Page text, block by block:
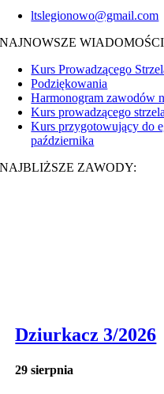
ltslegionowo@gmail.com
NAJNOWSZE
Kurs Prowadzącego
Podziękowania
Harmonogram zawodów
Kurs prowadzącego
Kurs przygotowujący do
października
NAJBLIŻSZE ZAWODY:
Dziurkacz 3/2026
29 sierpnia